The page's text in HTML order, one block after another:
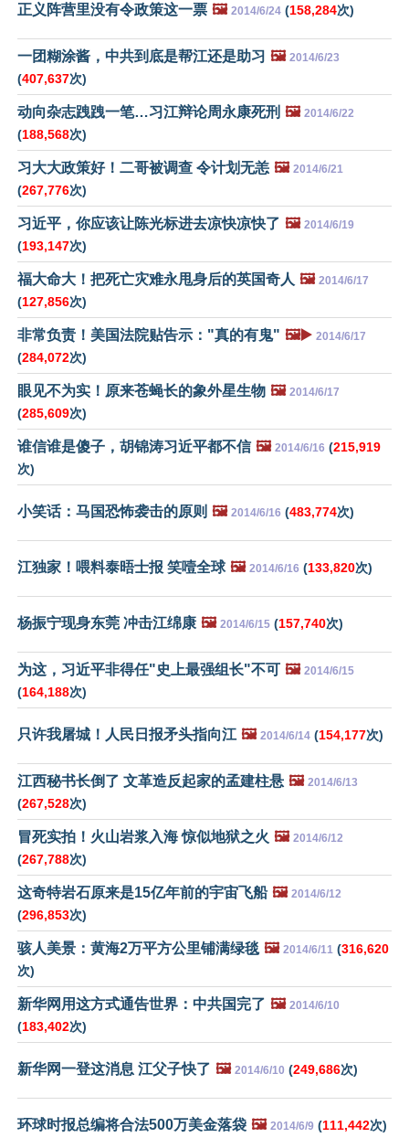
正义阵营里没有令政策这一票 🖼️ 2014/6/24 (158,284次)
一团糊涂酱，中共到底是帮江还是助习 🖼️ 2014/6/23
(407,637次)
动向杂志跩跩一笔…习江辩论周永康死刑 🖼️ 2014/6/22
(188,568次)
习大大政策好！二哥被调查 令计划无恙 🖼️ 2014/6/21
(267,776次)
习近平，你应该让陈光标进去凉快凉快了 🖼️ 2014/6/19
(193,147次)
福大命大！把死亡灾难永甩身后的英国奇人 🖼️ 2014/6/17
(127,856次)
非常负责！美国法院贴告示："真的有鬼" 🖼️▶️ 2014/6/17
(284,072次)
眼见不为实！原来苍蝇长的象外星生物 🖼️ 2014/6/17
(285,609次)
谁信谁是傻子，胡锦涛习近平都不信 🖼️ 2014/6/16 (215,919
次)
小笑话：马国恐怖袭击的原则 🖼️ 2014/6/16 (483,774次)
江独家！喂料泰晤士报 笑噎全球 🖼️ 2014/6/16 (133,820次)
杨振宁现身东莞 冲击江绵康 🖼️ 2014/6/15 (157,740次)
为这，习近平非得任"史上最强组长"不可 🖼️ 2014/6/15
(164,188次)
只许我屠城！人民日报矛头指向江 🖼️ 2014/6/14 (154,177次)
江西秘书长倒了 文革造反起家的孟建柱悬 🖼️ 2014/6/13
(267,528次)
冒死实拍！火山岩浆入海 惊似地狱之火 🖼️ 2014/6/12
(267,788次)
这奇特岩石原来是15亿年前的宇宙飞船 🖼️ 2014/6/12
(296,853次)
骇人美景：黄海2万平方公里铺满绿毯 🖼️ 2014/6/11 (316,620
次)
新华网用这方式通告世界：中共国完了 🖼️ 2014/6/10
(183,402次)
新华网一登这消息 江父子快了 🖼️ 2014/6/10 (249,686次)
环球时报总编将合法500万美金落袋 🖼️ 2014/6/9 (111,442次)